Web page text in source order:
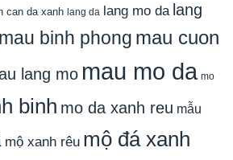
can da xanh lang da lang mo da lang
mau binh phong mau cuon
lang mo mau mo da mo
binh mo da xanh reu mẫu
mộ xanh rêu mộ đá xanh